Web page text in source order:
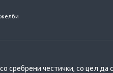
желби
сребрени честички, со цел да